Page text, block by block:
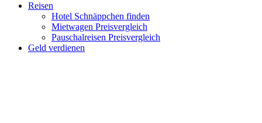
Reisen
Hotel Schnäppchen finden
Mietwagen Preisvergleich
Pauschalreisen Preisvergleich
Geld verdienen